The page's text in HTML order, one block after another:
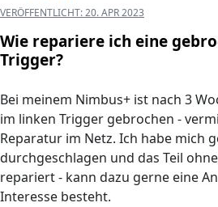
VERÖFFENTLICHT:20. APR 2023
Wie repariere ich eine
Trigger?
Bei meinem Nimbus+ ist nach 3
im linken Trigger gebrochen -
Reparatur im Netz. Ich habe mich
durchgeschlagen und das Teil
repariert - kann dazu gerne eine
Interesse besteht.